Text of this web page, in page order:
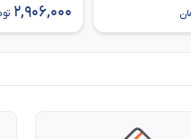
2,906,000